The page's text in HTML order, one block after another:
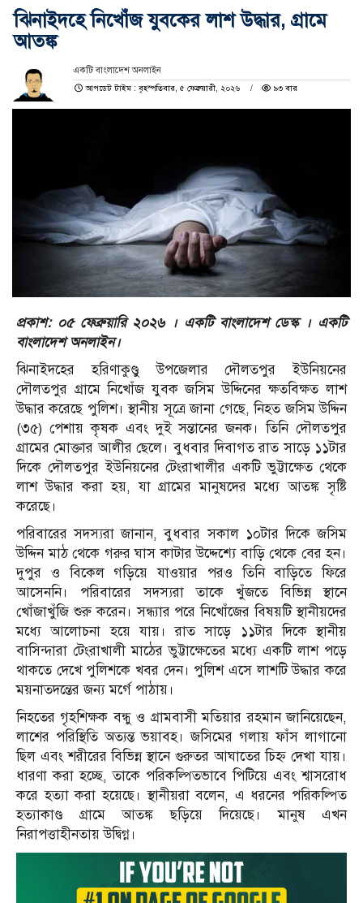
ঝিনাইদহে নিখোঁজ যুবকের লাশ উদ্ধার, গ্রামে
আতঙ্ক
একটি বাংলাদেশ অনলাইন
আপডেট টাইম : বৃহস্পতিবার, ৫ ফেব্রুয়ারী, ২০২৬
৯৩ বার
প্রকাশ: ০৫ ফেব্রুয়ারি ২০২৬ । একটি বাংলাদেশ ডেস্ক । একটি
বাংলাদেশ অনলাইন।
ঝিনাইদহের হরিণাকুণ্ডু উপজেলার দৌলতপুর ইউনিয়নের
দৌলতপুর গ্রামে নিখোঁজ যুবক জসিম উদ্দিনের ক্ষতবিক্ষত লাশ
উদ্ধার করেছে পুলিশ। স্থানীয় সূত্রে জানা গেছে, নিহত জসিম উদ্দিন
(৩৫) পেশায় কৃষক এবং দুই সন্তানের জনক। তিনি দৌলতপুর
গ্রামের মোক্তার আলীর ছেলে। বুধবার দিবাগত রাত সাড়ে ১১টার
দিকে দৌলতপুর ইউনিয়নের টেংরাখালীর একটি ভুট্টাক্ষেত থেকে
লাশ উদ্ধার করা হয়, যা গ্রামের মানুষদের মধ্যে আতঙ্ক সৃষ্টি
করেছে।
পরিবারের সদস্যরা জানান, বুধবার সকাল ১০টার দিকে জসিম
উদ্দিন মাঠ থেকে গরুর ঘাস কাটার উদ্দেশ্যে বাড়ি থেকে বের হন।
দুপুর ও বিকেল গড়িয়ে যাওয়ার পরও তিনি বাড়িতে ফিরে
আসেননি। পরিবারের সদস্যরা তাকে খুঁজতে বিভিন্ন স্থানে
খোঁজাখুঁজি শুরু করেন। সন্ধ্যার পরে নিখোঁজের বিষয়টি স্থানীয়দের
মধ্যে আলোচনা হয়ে যায়। রাত সাড়ে ১১টার দিকে স্থানীয়
বাসিন্দারা টেংরাখালী মাঠের ভুট্টাক্ষেতের মধ্যে একটি লাশ পড়ে
থাকতে দেখে পুলিশকে খবর দেন। পুলিশ এসে লাশটি উদ্ধার করে
ময়নাতদন্তের জন্য মর্গে পাঠায়।
নিহতের গৃহশিক্ষক বন্ধু ও গ্রামবাসী মতিয়ার রহমান জানিয়েছেন,
লাশের পরিস্থিতি অত্যন্ত ভয়াবহ। জসিমের গলায় ফাঁস লাগানো
ছিল এবং শরীরের বিভিন্ন স্থানে গুরুতর আঘাতের চিহ্ন দেখা যায়।
ধারণা করা হচ্ছে, তাকে পরিকল্পিতভাবে পিটিয়ে এবং শ্বাসরোধ
করে হত্যা করা হয়েছে। স্থানীয়রা বলেন, এ ধরনের পরিকল্পিত
হত্যাকাণ্ড গ্রামে আতঙ্ক ছড়িয়ে দিয়েছে। মানুষ এখন
নিরাপত্তাহীনতায় উদ্বিগ্ন।